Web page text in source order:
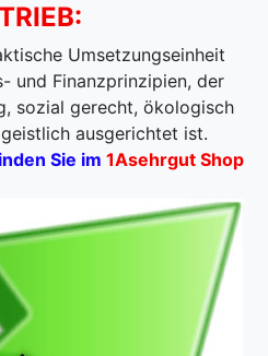
Umsetzungseinheit
und Finanzprinzipien, der
sozial gerecht, ökologisch
ausgerichtet ist.
Sie im 1Asehrgut Shop